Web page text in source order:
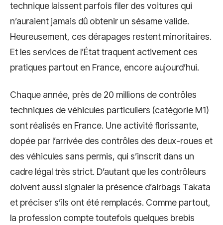
technique laissent parfois filer des voitures qui
n’auraient jamais dû obtenir un sésame valide.
Heureusement, ces dérapages restent minoritaires.
Et les services de l’État traquent activement ces
pratiques partout en France, encore aujourd’hui.
Chaque année, près de 20 millions de contrôles
techniques de véhicules particuliers (catégorie M1)
sont réalisés en France. Une activité florissante,
dopée par l’arrivée des contrôles des deux-roues et
des véhicules sans permis, qui s’inscrit dans un
cadre légal très strict. D’autant que les contrôleurs
doivent aussi signaler la présence d’airbags Takata
et préciser s’ils ont été remplacés. Comme partout,
la profession compte toutefois quelques brebis